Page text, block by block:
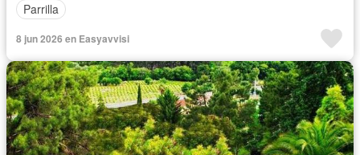
Parrilla
8 jun 2026 en Easyavvisi